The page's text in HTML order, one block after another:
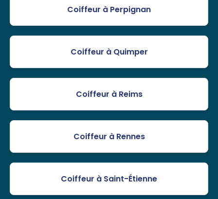
Coiffeur à Perpignan
Coiffeur à Quimper
Coiffeur à Reims
Coiffeur à Rennes
Coiffeur à Saint-Étienne